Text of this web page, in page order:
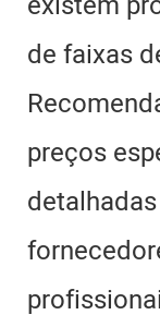
de faixas
preços